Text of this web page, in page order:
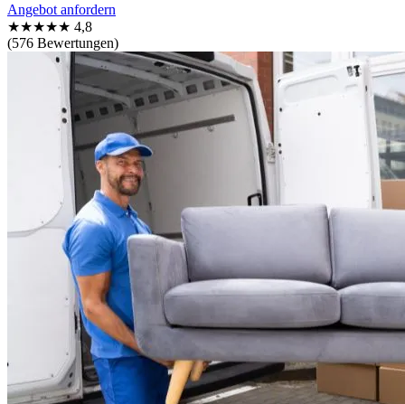
Angebot anfordern
★★★★★ 4,8
(576 Bewertungen)